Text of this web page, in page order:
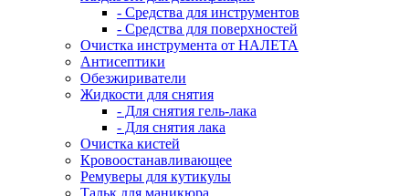
- Средства для инструментов
- Средства для поверхностей
Очистка инструмента от НАЛЕТА
Антисептики
Обезжириватели
Жидкости для снятия
- Для снятия гель-лака
- Для снятия лака
Очистка кистей
Кровоостанавливающее
Ремуверы для кутикулы
Тальк для маникюра